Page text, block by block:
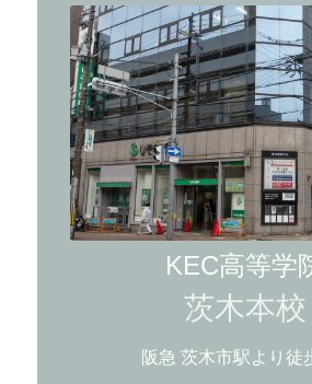
KEC高等学
茨木本校
阪急 茨木市駅より徒